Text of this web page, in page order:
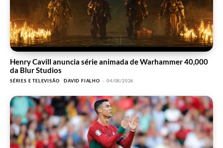
Henry Cavill anuncia série animada de Warhammer 40,000
da Blur Studios
SÉRIES E TELEVISÃO DAVID FIALHO - 04/08/2026